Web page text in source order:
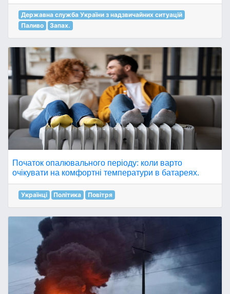
Державна служба України з надзвичайних ситуацій
Паливо
Запах.
Початок опалювального періоду: коли варто
очікувати на комфортні температури в батареях.
Українці Політика Повітря